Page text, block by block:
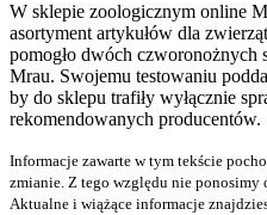
W sklepie zoologicznym online
asortyment artykułów dla
pomogło dwóch
Mrau. Swojemu testowaniu
by do sklepu trafiły wyłącznie
rekomendowanych producentów.
Informacje zawarte w tym tekście
zmianie. Z tego względu nie ponosimy
Aktualne i wiążące informacje